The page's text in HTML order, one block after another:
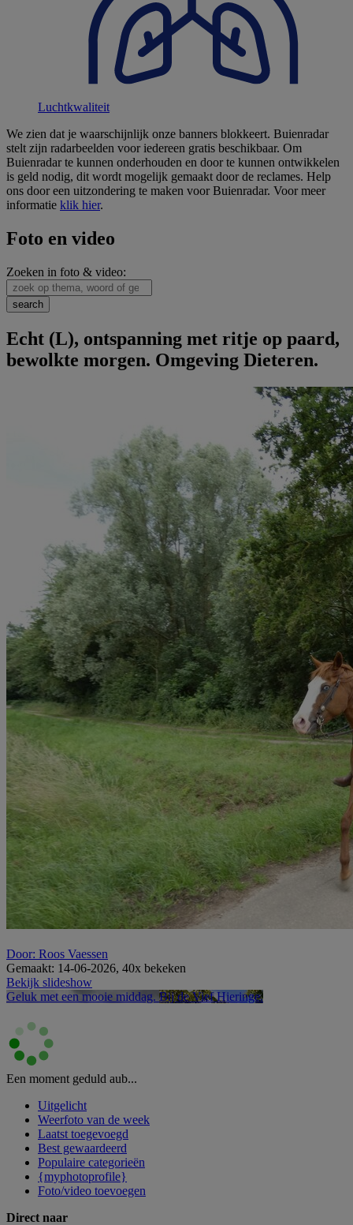
Luchtkwaliteit
We zien dat je waarschijnlijk onze banners blokkeert. Buienradar
stelt zijn radarbeelden voor iedereen gratis beschikbaar. Om
Buienradar te kunnen onderhouden en door te kunnen ontwikkelen
is geld nodig, dit wordt mogelijk gemaakt door de reclames. Help
ons door een uitzondering te maken voor Buienradar. Voor meer
informatie klik hier.
Foto en video
Zoeken in foto & video:
Echt (L), ontspanning met ritje op paard,
bewolkte morgen. Omgeving Dieteren.
Door: Roos Vaessen
Gemaakt: 14-06-2026, 40x bekeken
Bekijk slideshow
Geluk met een mooie middag. Bij de Vief Hieringe.
Een moment geduld aub...
Uitgelicht
Weerfoto van de week
Laatst toegevoegd
Best gewaardeerd
Populaire categorieën
{myphotoprofile}
Foto/video toevoegen
Direct naar